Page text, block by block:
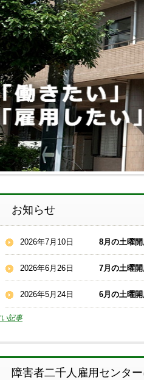
お知らせ
2026年7月10日 8月の土曜
2026年6月26日 7月の土曜
2026年5月24日 6月の土曜
記事
障害者二千人雇用センタ